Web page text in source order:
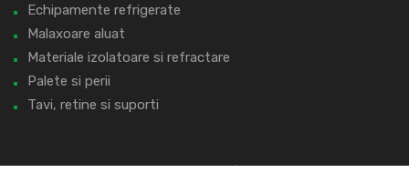
Echipamente refrigerate
Malaxoare aluat
Materiale izolatoare si refractare
Palete si perii
Tavi, retine si suporti